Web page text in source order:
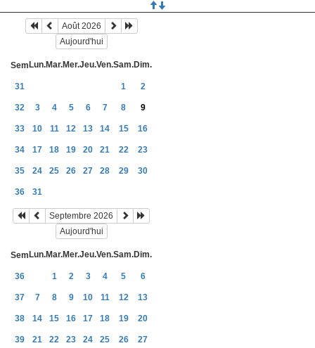
Août 2026
Aujourd'hui
Sem Lun.Mar.Mer.Jeu.Ven.Sam.Dim.
31 1 2
32 3 4 5 6 7 8 9
33 10 11 12 13 14 15 16
34 17 18 19 20 21 22 23
35 24 25 26 27 28 29 30
36 31
Septembre 2026
Aujourd'hui
Sem Lun.Mar.Mer.Jeu.Ven.Sam.Dim.
36 1 2 3 4 5 6
37 7 8 9 10 11 12 13
38 14 15 16 17 18 19 20
39 21 22 23 24 25 26 27